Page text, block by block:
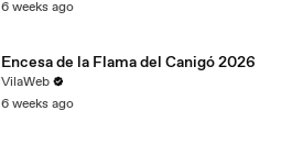
6 weeks ago
Encesa de la Flama del Canigó 2026
VilaWeb
6 weeks ago